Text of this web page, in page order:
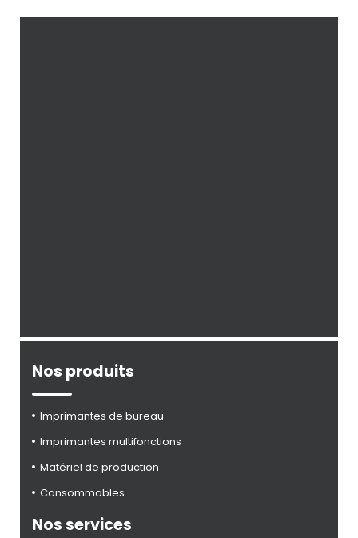
Nos produits
Imprimantes de bureau
Imprimantes multifonctions
Matériel de production
Consommables
Nos services